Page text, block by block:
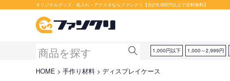
オリジナルグッズ・名入れ・アクスタならファンクリ【合計6,600円以上で送料無料】
1,000円以下 1,000～2,999円
HOME 手作り材料 ディスプレイケース